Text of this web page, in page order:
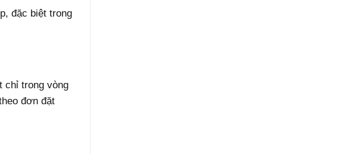
đặc biệt trong
chỉ trong vòng
đơn đặt